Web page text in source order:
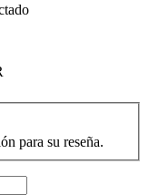
para su reseña.